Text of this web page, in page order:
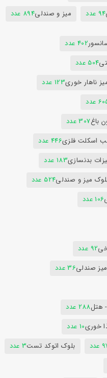
94 عدد میز و صندلی894 عدد
402 عدد
504 عدد
ناهار خوری123 عدد
عدد
باغ307 عدد
اسکلت فلزی446 عدد
بدنسازی183 عدد
میز و صندلی524 عدد
106 عدد
92 عدد
صندلی36 عدد
هتل288 عدد
خوری10 عدد
بلوک اتوکد تست3 عدد